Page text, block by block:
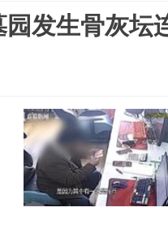
发生骨灰坛